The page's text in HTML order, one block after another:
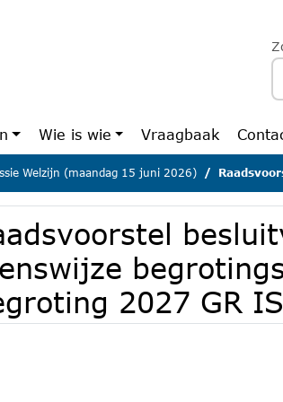
Wie is wie Vraagbaak
Welzijn (maandag 15 juni 2026) Raadsvoorstel
2027 GR